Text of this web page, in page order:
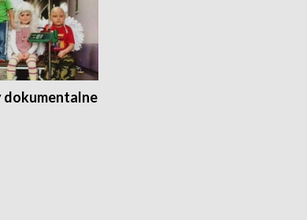
dokumentalne